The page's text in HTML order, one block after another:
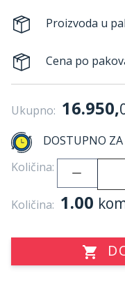
Proizvoda u
Cena po
Ukupno: 16.950,
DOSTUPNO
Količina:
Količina: 1.00